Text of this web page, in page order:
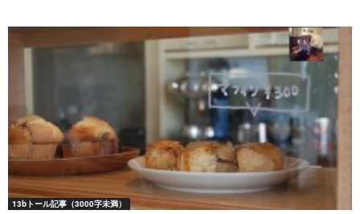
13bトール記事（3000字未満）